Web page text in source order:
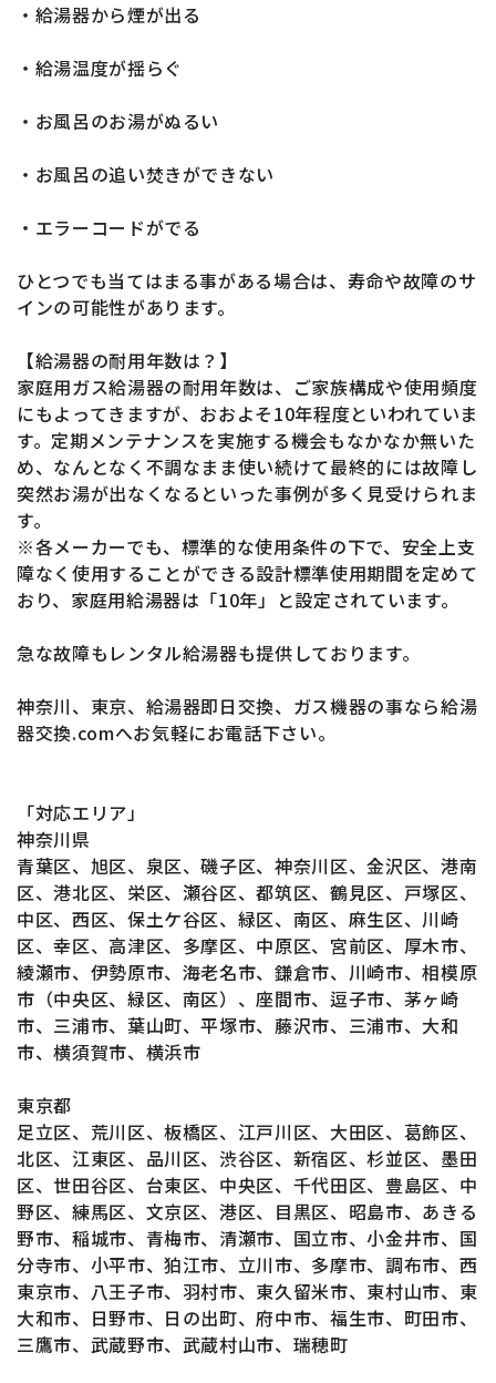
・給湯器から煙が出る
・給湯温度が揺らぐ
・お風呂のお湯がぬるい
・お風呂の追い焚きができない
・エラーコードがでる
ひとつでも当てはまる事がある場合は、寿命や故障のサ
インの可能性があります。
【給湯器の耐用年数は？】
家庭用ガス給湯器の耐用年数は、ご家族構成や使用頻度
にもよってきますが、おおよそ10年程度といわれていま
す。定期メンテナンスを実施する機会もなかなか無いた
め、なんとなく不調なまま使い続けて最終的には故障し
突然お湯が出なくなるといった事例が多く見受けられま
す。
※各メーカーでも、標準的な使用条件の下で、安全上支
障なく使用することができる設計標準使用期間を定めて
おり、家庭用給湯器は「10年」と設定されています。
急な故障もレンタル給湯器も提供しております。
神奈川、東京、給湯器即日交換、ガス機器の事なら給湯
器交換.comへお気軽にお電話下さい。
「対応エリア」
神奈川県
青葉区、旭区、泉区、磯子区、神奈川区、金沢区、港南
区、港北区、栄区、瀬谷区、都筑区、鶴見区、戸塚区、
中区、西区、保土ケ谷区、緑区、南区、麻生区、川崎
区、幸区、高津区、多摩区、中原区、宮前区、厚木市、
綾瀬市、伊勢原市、海老名市、鎌倉市、川崎市、相模原
市（中央区、緑区、南区）、座間市、逗子市、茅ヶ崎
市、三浦市、葉山町、平塚市、藤沢市、三浦市、大和
市、横須賀市、横浜市
東京都
足立区、荒川区、板橋区、江戸川区、大田区、葛飾区、
北区、江東区、品川区、渋谷区、新宿区、杉並区、墨田
区、世田谷区、台東区、中央区、千代田区、豊島区、中
野区、練馬区、文京区、港区、目黒区、昭島市、あきる
野市、稲城市、青梅市、清瀬市、国立市、小金井市、国
分寺市、小平市、狛江市、立川市、多摩市、調布市、西
東京市、八王子市、羽村市、東久留米市、東村山市、東
大和市、日野市、日の出町、府中市、福生市、町田市、
三鷹市、武蔵野市、武蔵村山市、瑞穂町